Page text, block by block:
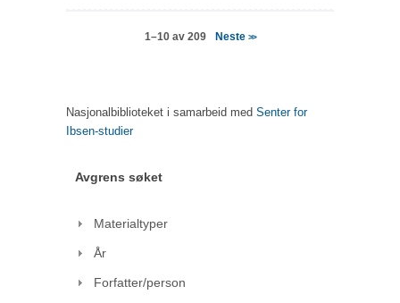
1–10 av 209 Neste >>
Nasjonalbiblioteket i samarbeid med Senter for
Ibsen-studier
Avgrens søket
Materialtyper
År
Forfatter/person